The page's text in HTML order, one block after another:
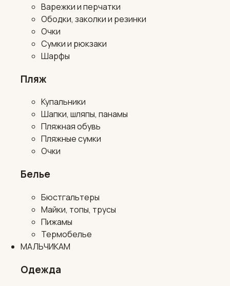
Варежки и перчатки
Ободки, заколки и резинки
Очки
Сумки и рюкзаки
Шарфы
Пляж
Купальники
Шапки, шляпы, панамы
Пляжная обувь
Пляжные сумки
Очки
Белье
Бюстгальтеры
Майки, топы, трусы
Пижамы
Термобелье
МАЛЬЧИКАМ
Одежда